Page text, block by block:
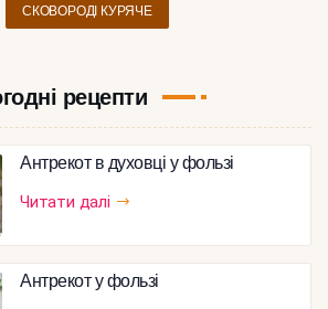
СКОВОРОДІ КУРЯЧЕ
рецепти
Антрекот в духовці у фользі
Читати далі
Антрекот у фользі